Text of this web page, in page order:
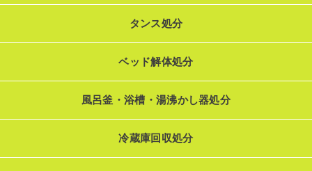
タンス処分
ベッド解体処分
風呂釜・浴槽・湯沸かし器処分
冷蔵庫回収処分